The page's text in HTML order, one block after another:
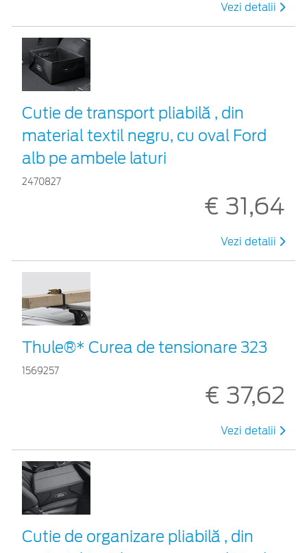
Vezi detalii
Cutie de transport pliabilă , din
material textil negru, cu oval Ford
alb pe ambele laturi
2470827
€ 31,64
Vezi detalii
Thule®* Curea de tensionare 323
1569257
€ 37,62
Vezi detalii
Cutie de organizare pliabilă , din